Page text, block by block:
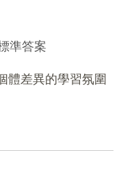
準答案
體差異的學習氛圍